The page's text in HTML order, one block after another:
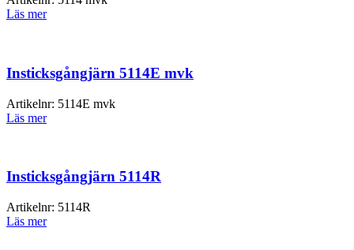
Läs mer
Insticksgångjärn 5114E mvk
Artikelnr: 5114E mvk
Läs mer
Insticksgångjärn 5114R
Artikelnr: 5114R
Läs mer